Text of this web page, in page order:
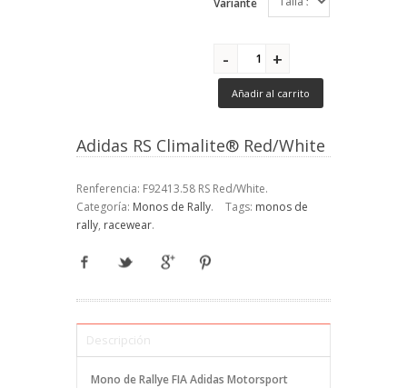
Variante
Añadir al carrito
Adidas RS Climalite® Red/White
Renferencia: F92413.58 RS Red/White.
Categoría: Monos de Rally. Tags: monos de
rally, racewear.
Descripción
Mono de Rallye FIA Adidas Motorsport